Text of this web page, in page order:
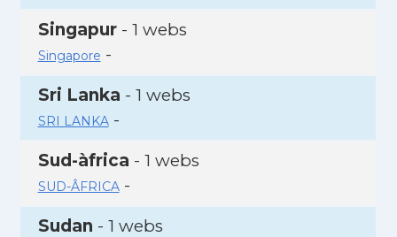
Singapur- 1 webs
Singapore -
Sri Lanka - 1 webs
SRI LANKA-
Sud-àfrica - 1 webs
SUD-ÂFRICA-
Sudan - 1 webs